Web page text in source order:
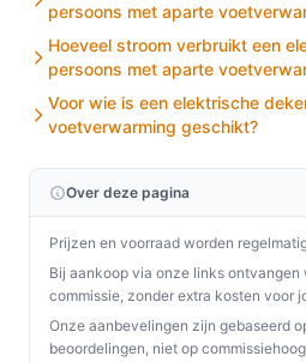
Ontdek alle specificaties en
besteelektrischedeken.nl. Kies
past bij jouw behoeften!
persoons met aparte
Hoeveel stroom verbruikt een
persoons met aparte
Voor wie is een elektrische
voetverwarming geschikt?
Over deze pagina
Prijzen en voorraad worden
Bij aankoop via onze links ontvangen
commissie, zonder extra kosten voor
Onze aanbevelingen zijn gebaseerd
beoordelingen, niet op